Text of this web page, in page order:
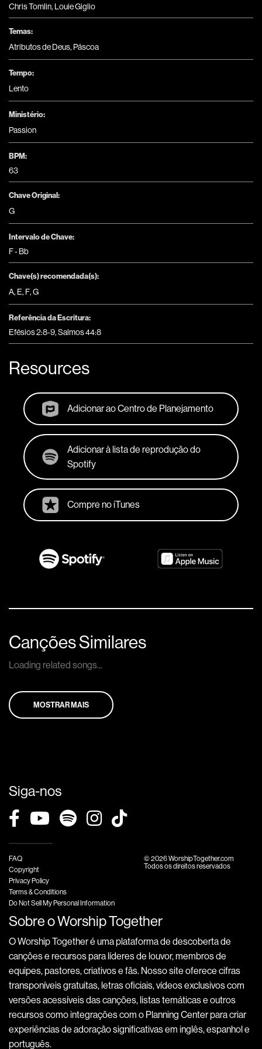
Chris Tomlin, Louie Giglio
Temas:
Atributos de Deus, Páscoa
Tempo:
Lento
Ministério:
Passion
BPM:
63
Chave Original:
G
Intervalo de Chave:
F - Bb
Chave(s) recomendada(s):
A, E, F,G
Referência da Escritura:
Efésios 2:8-9, Salmos 44:8
Resources
Adicionar ao Centro de Planejamento
Adicionar à lista de reprodução do
Spotify
Compre no iTunes
Canções Similares
Loading related songs...
MOSTRAR MAIS
Siga-nos
FAQ
Copyright
Privacy Policy
Terms & Conditions
Do Not Sell My Personal Information
© 2026 WorshipTogether.com
Todos os direitos reservados
Sobre o Worship Together
O Worship Together é uma plataforma de descoberta de
canções e recursos para líderes de louvor, membros de
equipes, pastores, criativos e fãs. Nosso site oferece cifras
transponíveis gratuitas, letras oficiais, vídeos exclusivos com
versões acessíveis das canções, listas temáticas e outros
recursos como integrações com o Planning Center para criar
experiências de adoração significativas em inglês, espanhol e
português.